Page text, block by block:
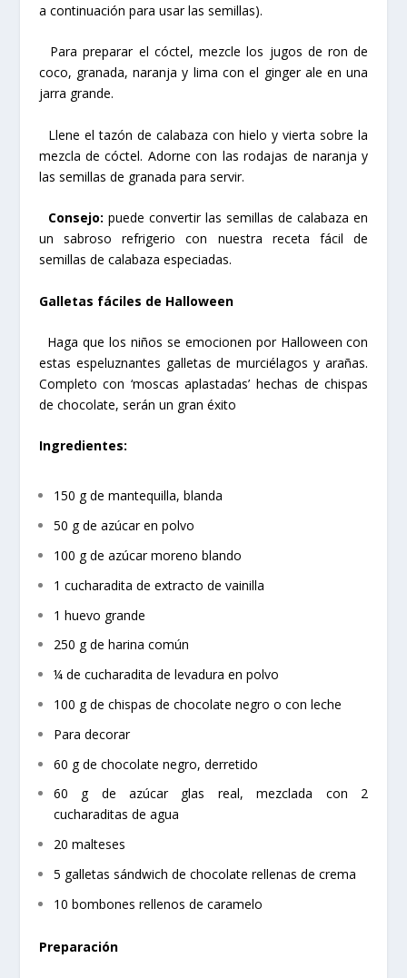
a continuación para usar las semillas).
Para preparar el cóctel, mezcle los jugos de ron de
coco, granada, naranja y lima con el ginger ale en una
jarra grande.
Llene el tazón de calabaza con hielo y vierta sobre la
mezcla de cóctel. Adorne con las rodajas de naranja y
las semillas de granada para servir.
Consejo: puede convertir las semillas de calabaza en
un sabroso refrigerio con nuestra receta fácil de
semillas de calabaza especiadas.
Galletas fáciles de Halloween
Haga que los niños se emocionen por Halloween con
estas espeluznantes galletas de murciélagos y arañas.
Completo con ‘moscas aplastadas’ hechas de chispas
de chocolate, serán un gran éxito
Ingredientes:
150 g de mantequilla, blanda
50 g de azúcar en polvo
100 g de azúcar moreno blando
1 cucharadita de extracto de vainilla
1 huevo grande
250 g de harina común
¼ de cucharadita de levadura en polvo
100 g de chispas de chocolate negro o con leche
Para decorar
60 g de chocolate negro, derretido
60 g de azúcar glas real, mezclada con 2
cucharaditas de agua
20 malteses
5 galletas sándwich de chocolate rellenas de crema
10 bombones rellenos de caramelo
Preparación